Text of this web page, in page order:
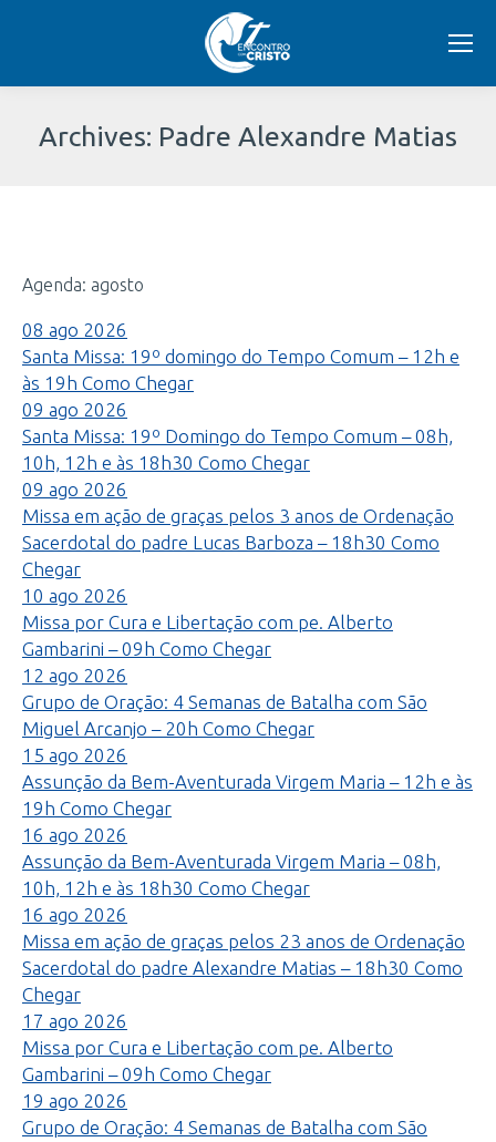
Archives: Padre Alexandre Matias
Agenda: agosto
08 ago 2026
Santa Missa: 19º domingo do Tempo Comum – 12h e
às 19h Como Chegar
09 ago 2026
Santa Missa: 19º Domingo do Tempo Comum – 08h,
10h, 12h e às 18h30 Como Chegar
09 ago 2026
Missa em ação de graças pelos 3 anos de Ordenação
Sacerdotal do padre Lucas Barboza – 18h30 Como
Chegar
10 ago 2026
Missa por Cura e Libertação com pe. Alberto
Gambarini – 09h Como Chegar
12 ago 2026
Grupo de Oração: 4 Semanas de Batalha com São
Miguel Arcanjo – 20h Como Chegar
15 ago 2026
Assunção da Bem-Aventurada Virgem Maria – 12h e às
19h Como Chegar
16 ago 2026
Assunção da Bem-Aventurada Virgem Maria – 08h,
10h, 12h e às 18h30 Como Chegar
16 ago 2026
Missa em ação de graças pelos 23 anos de Ordenação
Sacerdotal do padre Alexandre Matias – 18h30 Como
Chegar
17 ago 2026
Missa por Cura e Libertação com pe. Alberto
Gambarini – 09h Como Chegar
19 ago 2026
Grupo de Oração: 4 Semanas de Batalha com São